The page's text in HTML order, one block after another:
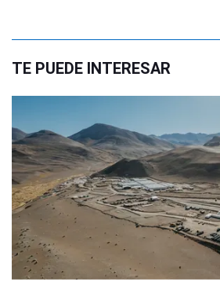
TE PUEDE INTERESAR